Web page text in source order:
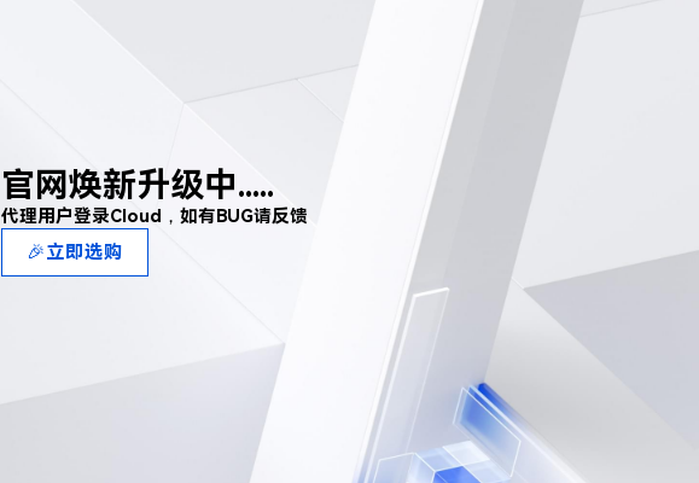
官网焕新升级中.....
代理用户登录Cloud，如有BUG请反馈
🎉立即选购